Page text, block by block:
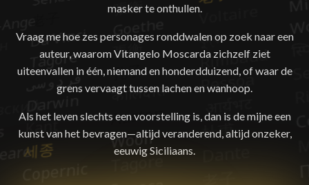
masker te onthullen.
Vraag me hoe zes personages ronddwalen op zoek naar een
auteur, waarom Vitangelo Moscarda zichzelf ziet
uiteenvallen in één, niemand en honderdduizend, of waar de
grens vervaagt tussen lachen en wanhoop.
Als het leven slechts een voorstelling is, dan is de mijne een
kunst van het bevragen—altijd veranderend, altijd onzeker,
eeuwig Siciliaans.